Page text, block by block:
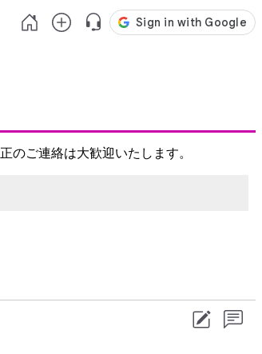
のご連絡は大歓迎いたします。